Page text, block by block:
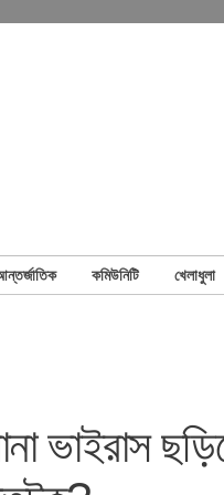
কমিউনিটি খেলাধুলা
ভাইরাস